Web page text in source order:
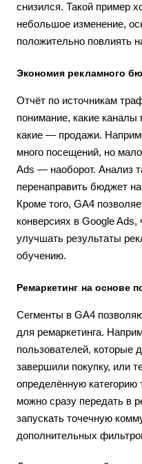
снизился. Такой пример
небольшое изменение,
положительно повлиять
Экономия рекламного
Отчёт по источникам
понимание, какие каналы
какие — продажи.
много посещений, но
Ads — наоборот. Анализ
перенаправить бюджет
Кроме того, GA4
конверсиях в Google Ads,
улучшать результаты
обучению.
Ремаркетинг на основе
Сегменты в GA4
для ремаркетинга.
пользователей, которые
завершили покупку, или
определённую категорию
можно сразу передать в
запускать точечную
дополнительных